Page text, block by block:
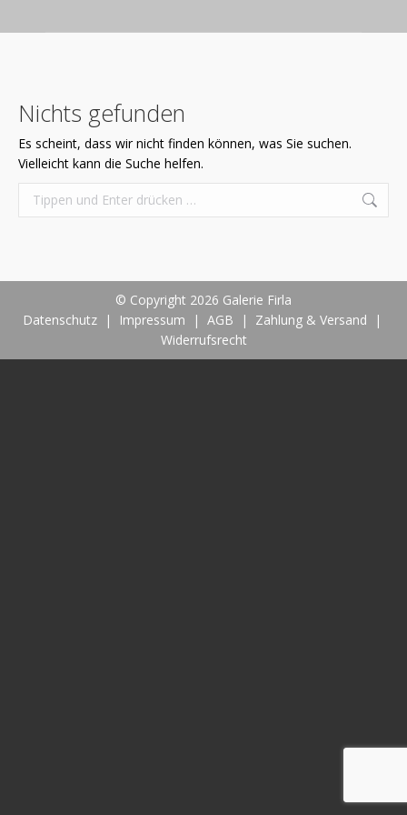
Nichts gefunden
Es scheint, dass wir nicht finden können, was Sie suchen.
Vielleicht kann die Suche helfen.
Search:
© Copyright 2026 Galerie Firla
Datenschutz| Impressum | AGB | Zahlung & Versand |
Widerrufsrecht